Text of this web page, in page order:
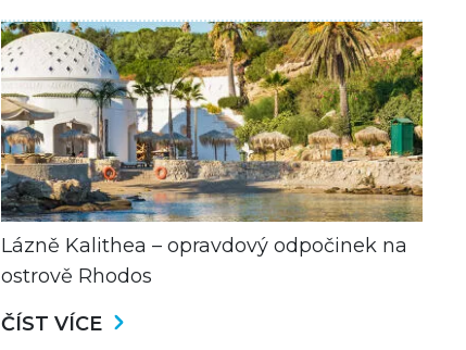
Lázně Kalithea – opravdový odpočinek na
ostrově Rhodos
ČÍST VÍCE